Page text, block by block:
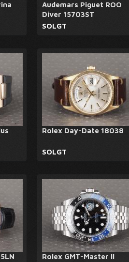
Audemars Piguet ROO
Diver 15703ST
SOLGT
Rolex Day-Date 18038
SOLGT
Rolex GMT-Master II